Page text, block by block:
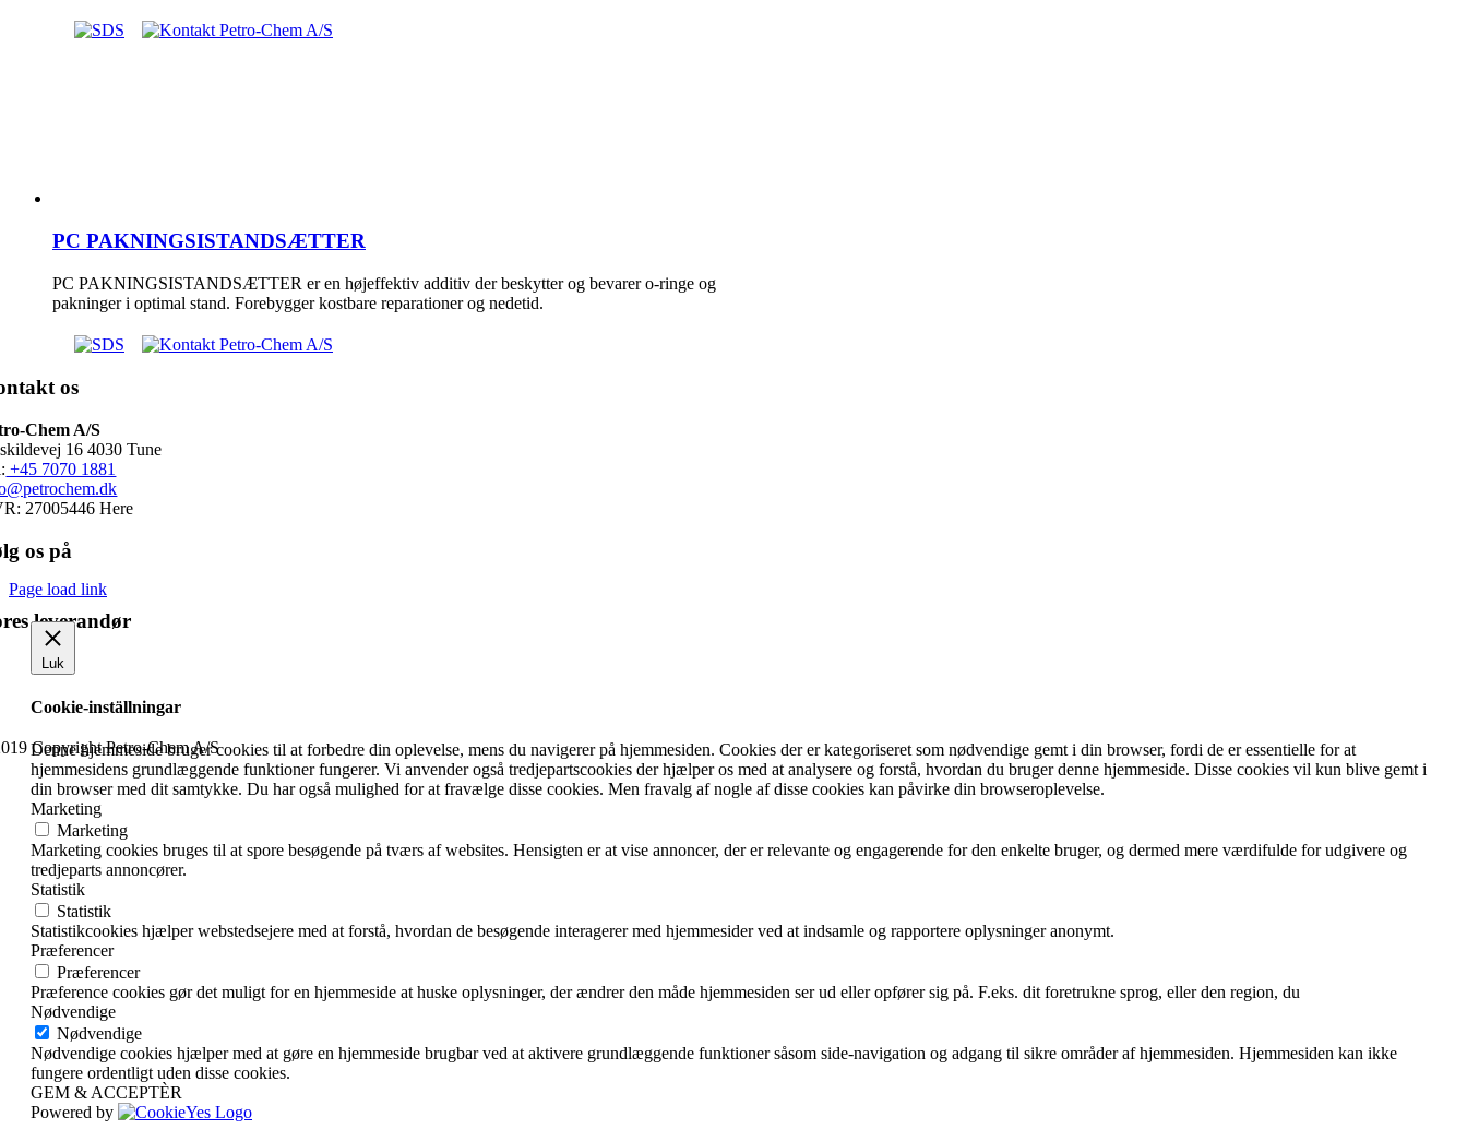
PC PAKNINGSISTANDSÆTTER
PC PAKNINGSISTANDSÆTTER er en højeffektiv additiv der beskytter og bevarer o-ringe og
pakninger i optimal stand. Forebygger kostbare reparationer og nedetid.
os
Chem A/S
16 4030 Tune
+45 7070 1881
27005446 Here
os på
leverandør
Copyright Petro-Chem A/S
Page load link
Luk
Cookie-inställningar
Denne hjemmeside bruger cookies til at forbedre din oplevelse, mens du navigerer på hjemmesiden. Cookies der er kategoriseret som nødvendige gemt i din browser, fordi de er essentielle for at
hjemmesidens grundlæggende funktioner fungerer. Vi anvender også tredjepartscookies der hjælper os med at analysere og forstå, hvordan du bruger denne hjemmeside. Disse cookies vil kun blive gemt i
din browser med dit samtykke. Du har også mulighed for at fravælge disse cookies. Men fravalg af nogle af disse cookies kan påvirke din browseroplevelse.
Marketing
Marketing
Marketing cookies bruges til at spore besøgende på tværs af websites. Hensigten er at vise annoncer, der er relevante og engagerende for den enkelte bruger, og dermed mere værdifulde for udgivere og
tredjeparts annoncører.
Statistik
Statistik
Statistikcookies hjælper webstedsejere med at forstå, hvordan de besøgende interagerer med hjemmesider ved at indsamle og rapportere oplysninger anonymt.
Præferencer
Præferencer
Præference cookies gør det muligt for en hjemmeside at huske oplysninger, der ændrer den måde hjemmesiden ser ud eller opfører sig på. F.eks. dit foretrukne sprog, eller den region, du
Nødvendige
Nødvendige
Nødvendige cookies hjælper med at gøre en hjemmeside brugbar ved at aktivere grundlæggende funktioner såsom side-navigation og adgang til sikre områder af hjemmesiden. Hjemmesiden kan ikke
fungere ordentligt uden disse cookies.
GEM & ACCEPTÈR
Powered by